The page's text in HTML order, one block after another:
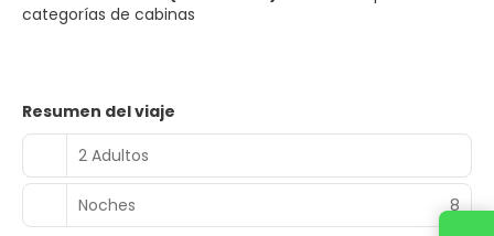
categorías de cabinas
Resumen del viaje
2 Adultos
Noches 8